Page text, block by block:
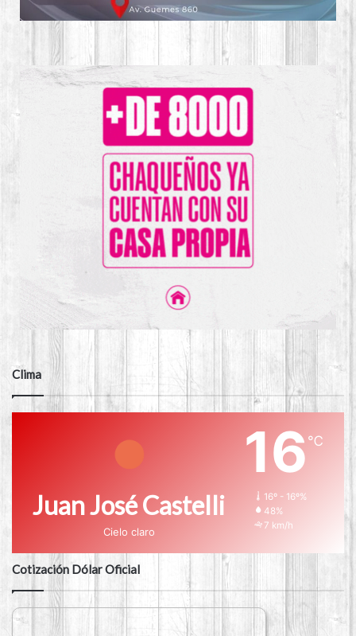
Clima
Juan José Castelli
Cielo claro
16℃
16º - 16º%
48%
7 km/h
Cotización Dólar Oficial